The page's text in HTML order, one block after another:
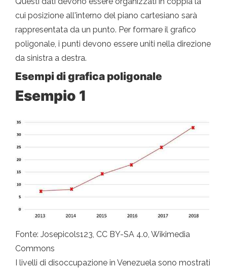
cui posizione all'interno del piano cartesiano sarà
rappresentata da un punto. Per formare il grafico
poligonale, i punti devono essere uniti nella direzione
da sinistra a destra.
Esempi di grafica poligonale
Esempio 1
Fonte: Josepicols123, CC BY-SA 4.0, Wikimedia
Commons
I livelli di disoccupazione in Venezuela sono mostrati